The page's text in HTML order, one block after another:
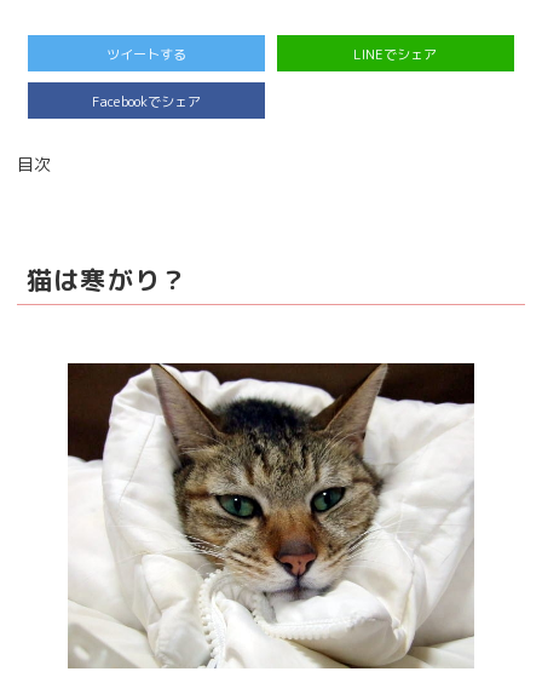
ツイートする LINEでシェア
Facebookでシェア
目次
猫は寒がり？